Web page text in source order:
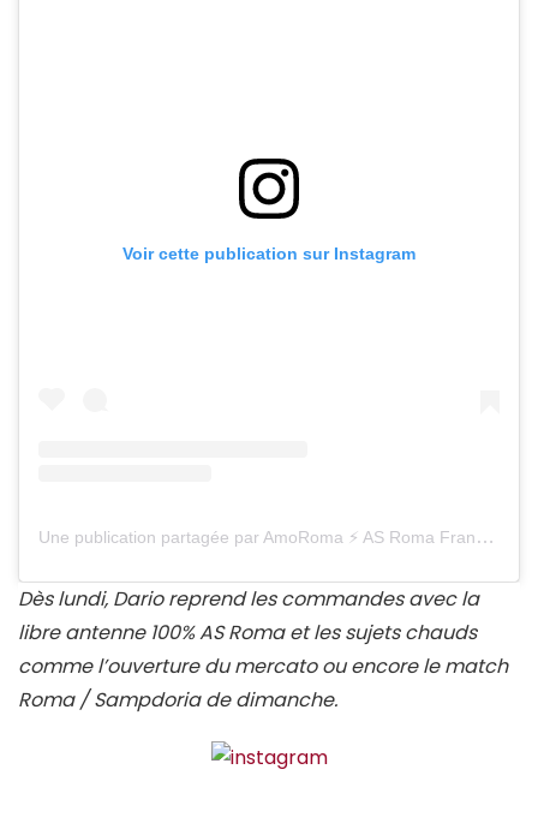
Voir cette publication sur Instagram
Une publication partagée par AmoRoma ⚡ AS Roma France (@amoroma.fr)
Dès lundi, Dario reprend les commandes avec la
libre antenne 100% AS Roma et les sujets chauds
comme l’ouverture du mercato ou encore le match
Roma / Sampdoria de dimanche.